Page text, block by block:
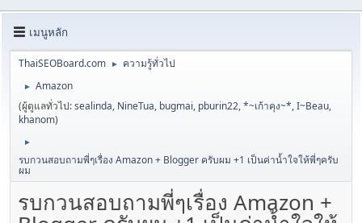
เมนูหลัก
ThaiSEOBoard.com ► ความรู้ทั่วไป
►
Amazon
(ผู้ดูแลทั่วไป:sealinda, NineTua, bugmai, pburin22,*~เก้าคุง~*,I~Beau,
khanom)
►
รบกวนสอบถามพี่ๆเรื่อง Amazon + Blogger ครับผม +1 เป็นค่านํ้าใจให้พี่ๆครับ
ผม
รบกวนสอบถามพี่ๆเรื่อง Amazon +